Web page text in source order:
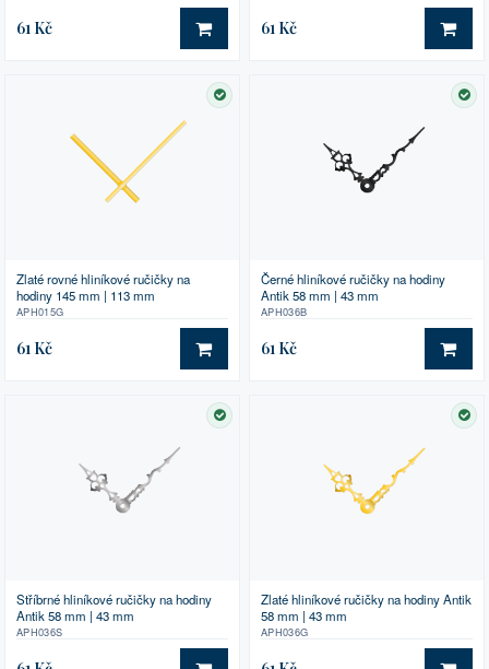
61 Kč DO KOŠÍKU
61 Kč DO
SKLADEM
Zlaté rovné hliníkové ručičky na
hodiny 145 mm | 113 mm
APH015G
61 Kč DO KOŠÍKU
Černé hliníkové ručičky na hodiny
Antik 58 mm | 43 mm
APH036B
61 Kč DO
SKLADEM
Stříbrné hliníkové ručičky na hodiny
Antik 58 mm | 43 mm
APH036S
Zlaté hliníkové ručičky na hodiny Antik
58 mm | 43 mm
APH036G